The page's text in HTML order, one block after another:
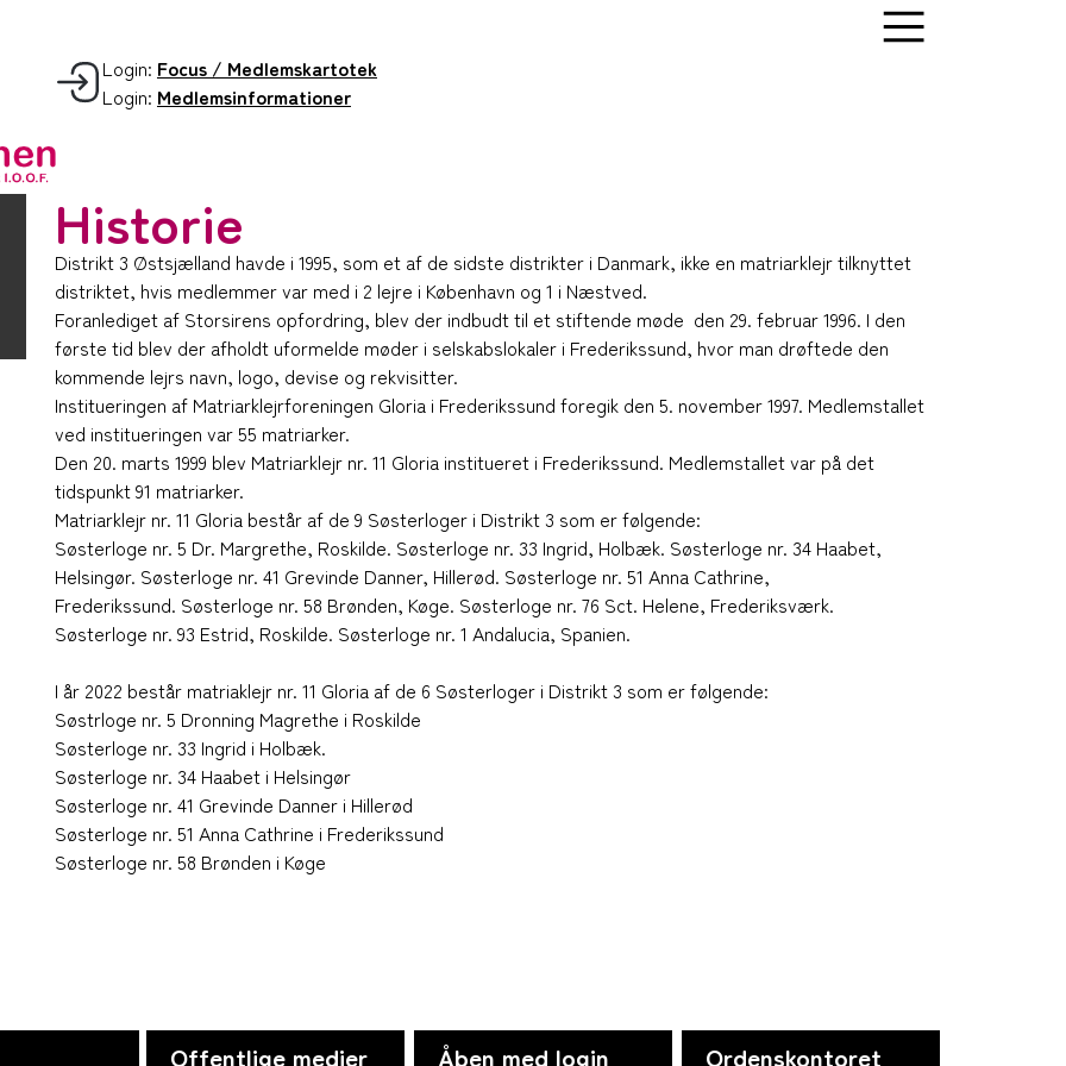
Login: Focus / Medlemskartotek
Login: Medlemsinformationer
Historie
Distrikt 3 Østsjælland havde i 1995, som et af de sidste distrikter i Danmark, ikke en matriarklejr tilknyttet
distriktet, hvis medlemmer var med i 2 lejre i København og 1 i Næstved.
Foranlediget af Storsirens opfordring, blev der indbudt til et stiftende møde den 29. februar 1996. I den
første tid blev der afholdt uformelde møder i selskabslokaler i Frederikssund, hvor man drøftede den
kommende lejrs navn, logo, devise og rekvisitter.
Institueringen af Matriarklejrforeningen Gloria i Frederikssund foregik den 5. november 1997. Medlemstallet
ved institueringen var 55 matriarker.
Den 20. marts 1999 blev Matriarklejr nr. 11 Gloria institueret i Frederikssund. Medlemstallet var på det
tidspunkt 91 matriarker.
Matriarklejr nr. 11 Gloria består af de 9 Søsterloger i Distrikt 3 som er følgende:
Søsterloge nr. 5 Dr. Margrethe, Roskilde. Søsterloge nr. 33 Ingrid, Holbæk. Søsterloge nr. 34 Haabet,
Helsingør. Søsterloge nr. 41 Grevinde Danner, Hillerød. Søsterloge nr. 51 Anna Cathrine,
Frederikssund. Søsterloge nr. 58 Brønden, Køge. Søsterloge nr. 76 Sct. Helene, Frederiksværk.
Søsterloge nr. 93 Estrid, Roskilde. Søsterloge nr. 1 Andalucia, Spanien.
I år 2022 består matriaklejr nr. 11 Gloria af de 6 Søsterloger i Distrikt 3 som er følgende:
Søstrloge nr. 5 Dronning Magrethe i Roskilde
Søsterloge nr. 33 Ingrid i Holbæk.
Søsterloge nr. 34 Haabet i Helsingør
Søsterloge nr. 41 Grevinde Danner i Hillerød
Søsterloge nr. 51 Anna Cathrine i Frederikssund
Søsterloge nr. 58 Brønden i Køge
Offentlige medier Åben med login Ordenskontoret